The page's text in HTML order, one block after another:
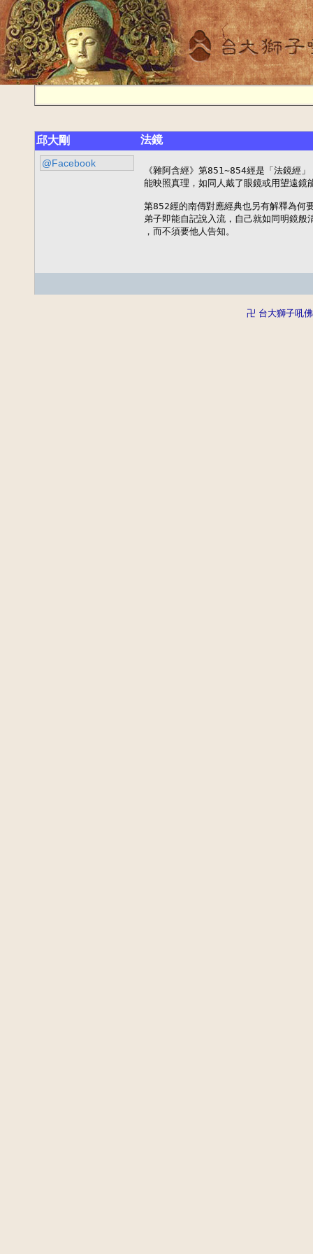
邱大剛 法鏡
@Facebook
《雜阿含經》第851~854經是「法鏡經
能映照真理，如同人戴了眼鏡或用望遠鏡
第852經的南傳對應經典也另有解釋為何
弟子即能自記說入流，自己就如同明鏡
，而不須要他人告知。
卍 台大獅子吼